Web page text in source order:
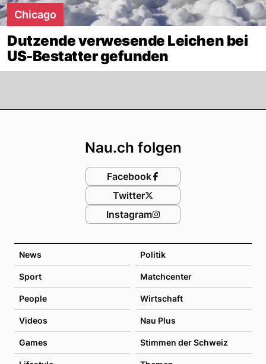
Chicago
Dutzende verwesende Leichen bei
US-Bestatter gefunden
News Politik
Sport Matchcenter
People Wirtschaft
Videos Nau Plus
Games Stimmen der Schweiz
Nau.ch folgen
Facebook
Twitter
Instagram